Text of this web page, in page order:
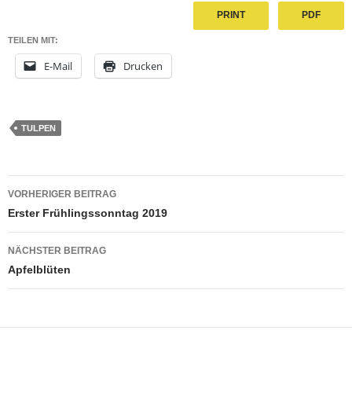
PRINT PDF
TEILEN MIT:
E-Mail Drucken
TULPEN
Beitragsnavigation
VORHERIGER BEITRAG
Erster Frühlingssonntag 2019
NÄCHSTER BEITRAG
Apfelblüten